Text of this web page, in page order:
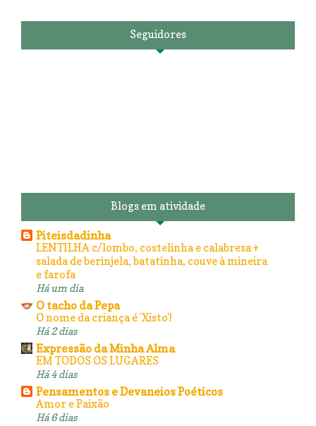
Seguidores
Blogs em atividade
Piteisdadinha
LENTILHA c/lombo, costelinha e calabresa +
salada de berinjela, batatinha, couve à mineira
e farofa
Há um dia
O tacho da Pepa
O nome da criança é 'Xisto'!
Há 2 dias
Expressão da Minha Alma
EM TODOS OS LUGARES
Há 4 dias
Pensamentos e Devaneios Poéticos
Amor e Paixão
Há 6 dias